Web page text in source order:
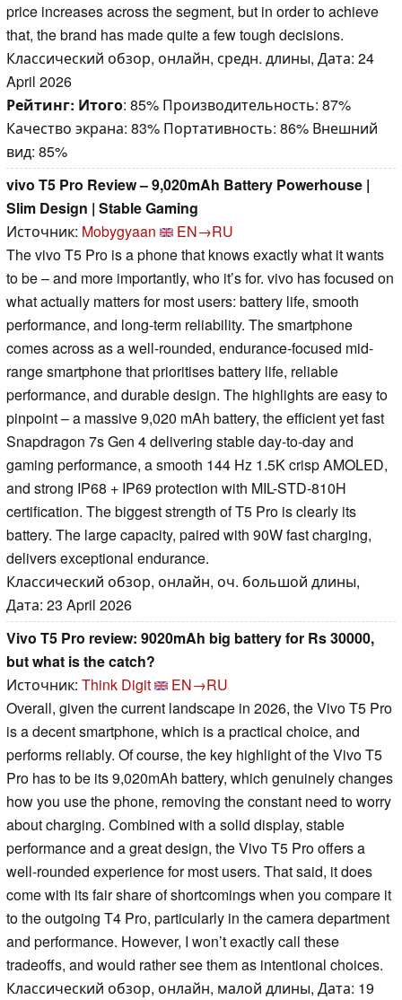
price increases across the segment, but in order to achieve
that, the brand has made quite a few tough decisions.
Классический обзор, онлайн, средн. длины, Дата: 24
April 2026
Рейтинг: Итого: 85% Производительность: 87%
Качество экрана: 83% Портативность: 86% Внешний
вид: 85%
vivo T5 Pro Review – 9,020mAh Battery Powerhouse |
Slim Design | Stable Gaming
Источник: Mobygyaan
EN→RU
The vivo T5 Pro is a phone that knows exactly what it wants
to be – and more importantly, who it’s for. vivo has focused on
what actually matters for most users: battery life, smooth
performance, and long-term reliability. The smartphone
comes across as a well-rounded, endurance-focused mid-
range smartphone that prioritises battery life, reliable
performance, and durable design. The highlights are easy to
pinpoint – a massive 9,020 mAh battery, the efficient yet fast
Snapdragon 7s Gen 4 delivering stable day-to-day and
gaming performance, a smooth 144 Hz 1.5K crisp AMOLED,
and strong IP68 + IP69 protection with MIL-STD-810H
certification. The biggest strength of T5 Pro is clearly its
battery. The large capacity, paired with 90W fast charging,
delivers exceptional endurance.
Классический обзор, онлайн, оч. большой длины,
Дата: 23 April 2026
Vivo T5 Pro review: 9020mAh big battery for Rs 30000,
but what is the catch?
Источник: Think Digit
EN→RU
Overall, given the current landscape in 2026, the Vivo T5 Pro
is a decent smartphone, which is a practical choice, and
performs reliably. Of course, the key highlight of the Vivo T5
Pro has to be its 9,020mAh battery, which genuinely changes
how you use the phone, removing the constant need to worry
about charging. Combined with a solid display, stable
performance and a great design, the Vivo T5 Pro offers a
well-rounded experience for most users. That said, it does
come with its fair share of shortcomings when you compare it
to the outgoing T4 Pro, particularly in the camera department
and performance. However, I won’t exactly call these
tradeoffs, and would rather see them as intentional choices.
Классический обзор, онлайн, малой длины, Дата: 19